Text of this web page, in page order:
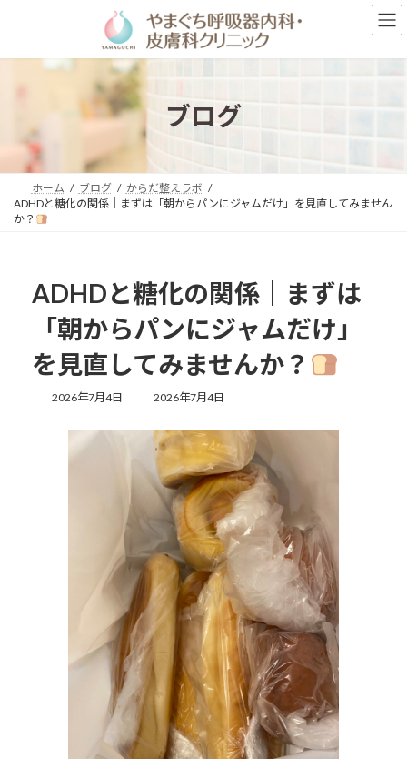
ン
プ
ー
動
ブログ
ホーム ブログ
からだ整えラボ
ADHDと糖化の関係｜まずは「朝からパンにジャムだけ」を見直してみません
か？
ADHDと糖化の関係｜まずは
「朝からパンにジャムだけ」
を見直してみませんか？
2026年7月4日
最
更
新
日
時
2026年7月4日